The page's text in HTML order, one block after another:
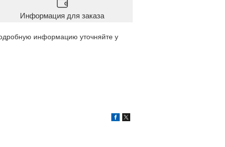
Информация для заказа
информацию уточняйте у